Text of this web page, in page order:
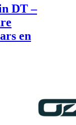
DT –
en